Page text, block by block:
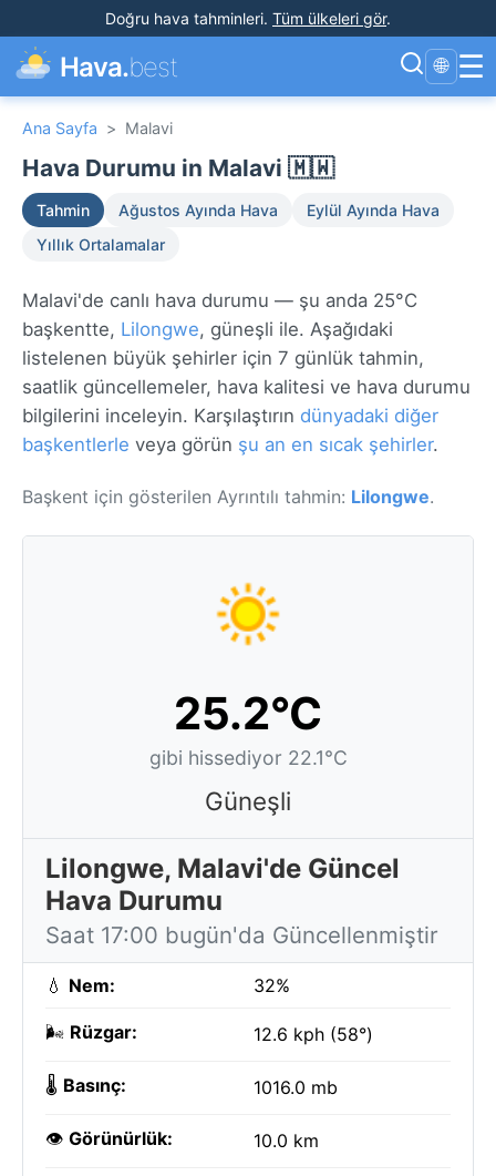
Doğru hava tahminleri. Tüm ülkeleri gör.
Hava.best 🌐 ☰
Ana Sayfa > Malavi
Hava Durumu in Malavi 🇲🇼
Tahmin Ağustos Ayında Hava
Eylül Ayında Hava
Yıllık Ortalamalar
Malavi'de canlı hava durumu — şu anda 25°C
başkentte, Lilongwe, güneşli ile. Aşağıdaki
listelenen büyük şehirler için 7 günlük tahmin,
saatlik güncellemeler, hava kalitesi ve hava durumu
bilgilerini inceleyin. Karşılaştırın dünyadaki diğer
başkentlerle veya görün şu an en sıcak şehirler.
Başkent için gösterilen Ayrıntılı tahmin: Lilongwe.
25.2°C
gibi hissediyor 22.1°C
Güneşli
Lilongwe, Malavi'de Güncel
Hava Durumu
Saat 17:00 bugün'da Güncellenmiştir
💧 Nem: 32%
🌬️ Rüzgar: 12.6 kph (58°)
🌡️ Basınç: 1016.0 mb
👁️ Görünürlük: 10.0 km